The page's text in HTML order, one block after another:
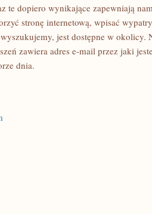
te dopiero wynikające zapewniają
stronę internetową, wpisać
jest dostępne w okolicy.
zawiera adres e-mail przez jaki
dnia.